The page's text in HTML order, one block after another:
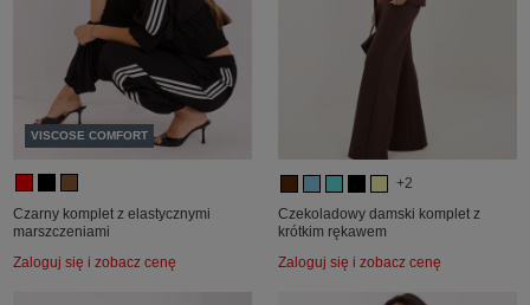
VISCOSE COMFORT
Czarny komplet z elastycznymi
marszczeniami
Zaloguj się i zobacz cenę
+2
Czekoladowy damski komplet z
krótkim rękawem
Zaloguj się i zobacz cenę